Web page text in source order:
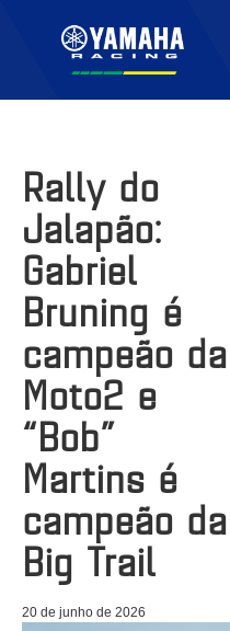
Rally do
Jalapão:
Gabriel
Bruning é
campeão da
Moto2 e
“Bob”
Martins é
campeão da
Big Trail
20 de junho de 2026